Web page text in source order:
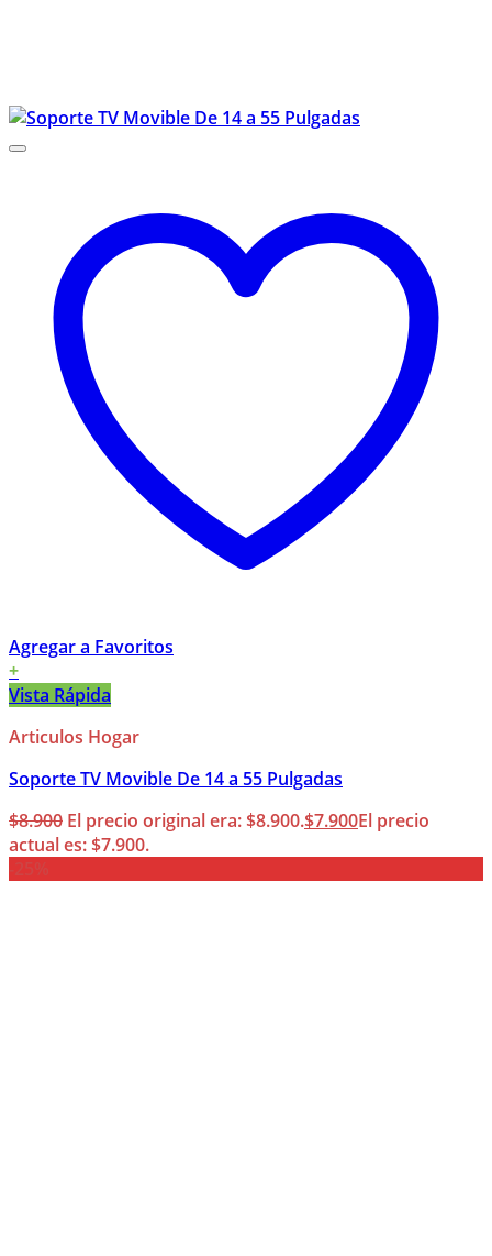
Agregar a Favoritos
+
Vista Rápida
Articulos Hogar
Soporte TV Movible De 14 a 55 Pulgadas
$8.900 El precio original era: $8.900.$7.900El precio
actual es: $7.900.